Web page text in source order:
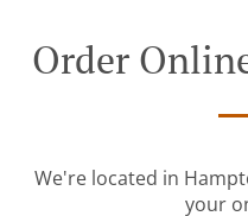
Order
We're located in
your